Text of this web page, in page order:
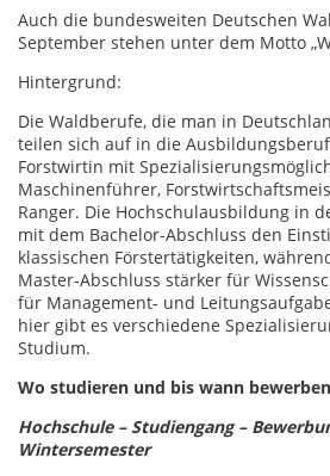
Auch die bundesweiten Deutschen
September stehen unter dem Motto
Hintergrund:
Die Waldberufe, die man in
teilen sich auf in die
Forstwirtin mit
Maschinenführer,
Ranger. Die Hochschulausbildung in
mit dem Bachelor-Abschluss den
klassischen Förstertätigkeiten,
Master-Abschluss stärker für
für Management- und
hier gibt es verschiedene
Studium.
Wo studieren und bis wann
Hochschule – Studiengang –
Wintersemester